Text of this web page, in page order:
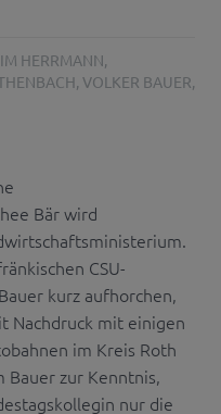
HERRMANN,
, VOLKER BAUER,
Bär wird
CSU-
kurz aufhorchen,
Nachdruck mit einigen
im Kreis Roth
Bauer zur Kenntnis,
nur die